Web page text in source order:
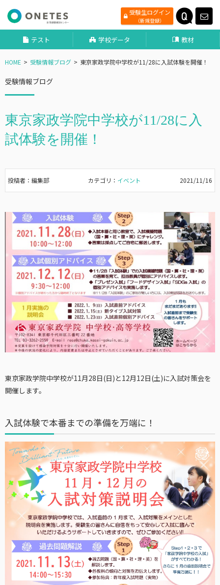
受験生ログイン
（新規登録）
テスト 学校データ 教材
HOME 受験情報ブログ 東京家政学院中学校が11/28に入試体験を開催！
受験情報ブログ
東京家政学院中学校が11/28に入
試体験を開催！
投稿者：編集部 カテゴリ： イベント 2021/11/16
東京家政学院中学校が11月28日(日)と12月12日(土)に入試対策会を
開催します。
入試体験で本番までの準備を万端に！